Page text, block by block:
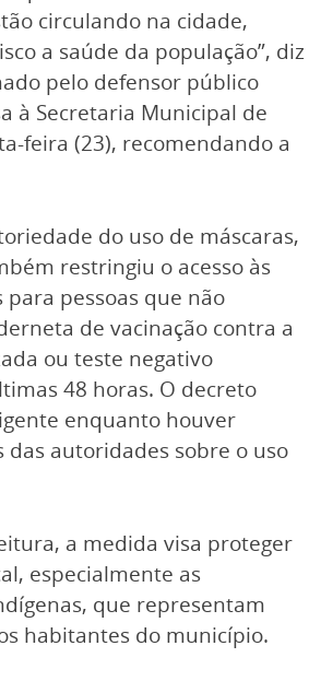
circulando na cidade,
a saúde da população”, diz
pelo defensor público
à Secretaria Municipal de
feira (23), recomendando a
do uso de máscaras,
restringiu o acesso às
para pessoas que não
de vacinação contra a
ou teste negativo
48 horas. O decreto
enquanto houver
das autoridades sobre o uso
a medida visa proteger
especialmente as
que representam
habitantes do município.